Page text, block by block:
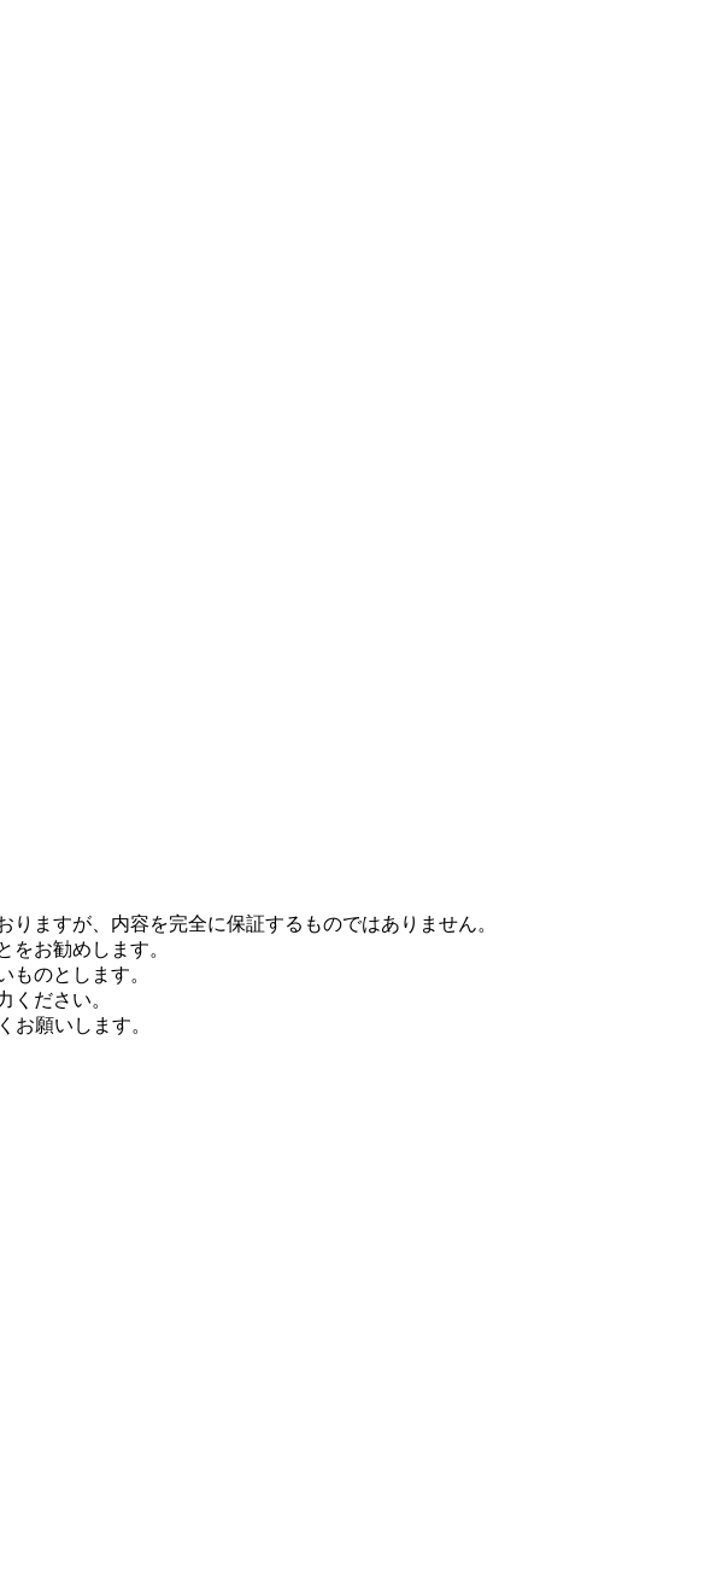
ますが、内容を完全に保証するものではありません。
お勧めします。
のとします。
ださい。
お願いします。